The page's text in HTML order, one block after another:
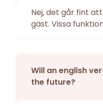
Nej, det går fint
gäst. Vissa
Will an english
the future?